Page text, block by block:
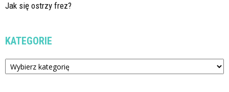
Jak się ostrzy frez?
KATEGORIE
Kategorie